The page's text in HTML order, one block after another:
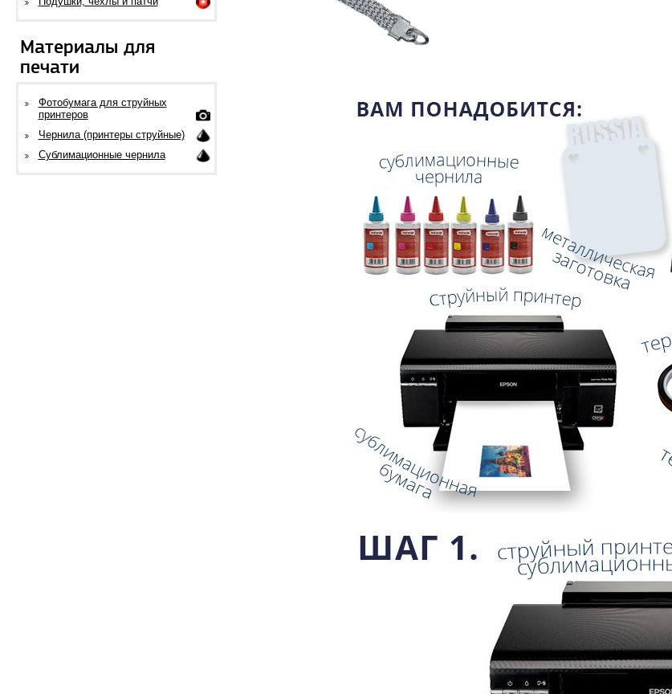
Материалы для
печати
Фотобумага для струйных
принтеров
Чернила (принтеры струйные)
Сублимационные чернила